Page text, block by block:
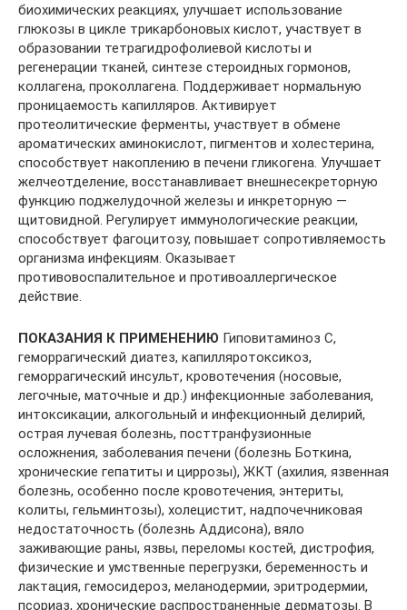
биохимических реакциях, улучшает использование
глюкозы в цикле трикарбоновых кислот, участвует в
образовании тетрагидрофолиевой кислоты и
регенерации тканей, синтезе стероидных гормонов,
коллагена, проколлагена. Поддерживает нормальную
проницаемость капилляров. Активирует
протеолитические ферменты, участвует в обмене
ароматических аминокислот, пигментов и холестерина,
способствует накоплению в печени гликогена. Улучшает
желчеотделение, восстанавливает внешнесекреторную
функцию поджелудочной железы и инкреторную —
щитовидной. Регулирует иммунологические реакции,
способствует фагоцитозу, повышает сопротивляемость
организма инфекциям. Оказывает
противовоспалительное и противоаллергическое
действие.
ПОКАЗАНИЯ К ПРИМЕНЕНИЮ Гиповитаминоз С,
геморрагический диатез, капилляротоксикоз,
геморрагический инсульт, кровотечения (носовые,
легочные, маточные и др.) инфекционные заболевания,
интоксикации, алкогольный и инфекционный делирий,
острая лучевая болезнь, посттранфузионные
осложнения, заболевания печени (болезнь Боткина,
хронические гепатиты и циррозы), ЖКТ (ахилия, язвенная
болезнь, особенно после кровотечения, энтериты,
колиты, гельминтозы), холецистит, надпочечниковая
недостаточность (болезнь Аддисона), вяло
заживающие раны, язвы, переломы костей, дистрофия,
физические и умственные перегрузки, беременность и
лактация, гемосидероз, меланодермии, эритродермии,
псориаз, хронические распространенные дерматозы. В